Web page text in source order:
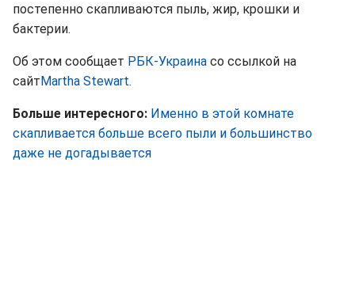
постепенно скапливаются пыль, жир, крошки и
бактерии.
Об этом сообщает РБК-Украина со ссылкой на
сайтMartha Stewart.
Больше интересного: Именно в этой комнате
скапливается больше всего пыли и большинство
даже не догадывается